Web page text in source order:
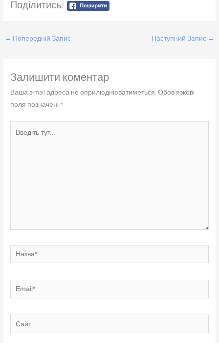
Поділитись:
← Попередній Запис Наступний Запис →
Залишити коментар
Ваша e-mail адреса не оприлюднюватиметься. Обов’язкові
поля позначені *
Назва*
Email*
Сайт